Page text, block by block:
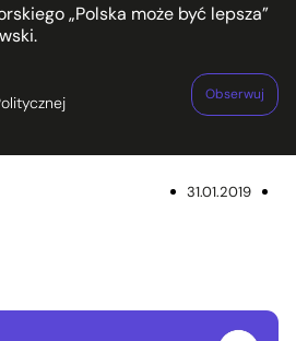
„Polska może być lepsza”
Obserwuj
31.01.2019